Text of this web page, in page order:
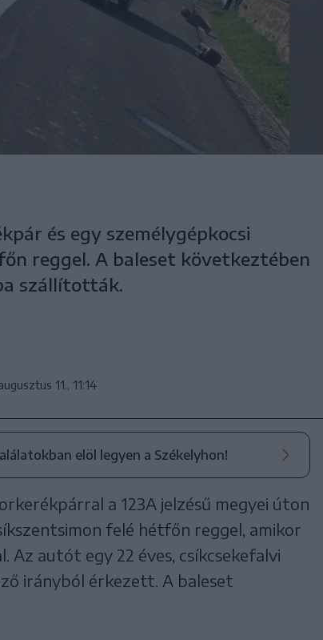
és egy személygépkocsi
reggel. A baleset következtében
szállították.
11., 11:14
elöl legyen a Székelyhon!
a 123A jelzésű megyei úton
felé hétfőn reggel, amikor
autót egy 22 éves, csíkcsekefalvi
irányból érkezett. A baleset